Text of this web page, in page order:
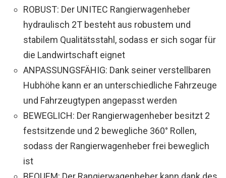
ROBUST: Der UNITEC Rangierwagenheber
hydraulisch 2T besteht aus robustem und
stabilem Qualitätsstahl, sodass er sich sogar für
die Landwirtschaft eignet
ANPASSUNGSFÄHIG: Dank seiner verstellbaren
Hubhöhe kann er an unterschiedliche Fahrzeuge
und Fahrzeugtypen angepasst werden
BEWEGLICH: Der Rangierwagenheber besitzt 2
festsitzende und 2 bewegliche 360° Rollen,
sodass der Rangierwagenheber frei beweglich
ist